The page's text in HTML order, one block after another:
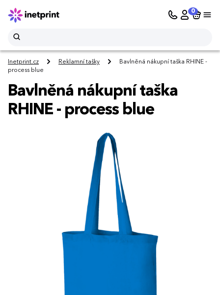
0
Inetprint.cz Reklamní tašky
Bavlněná nákupní taška RHINE -
process blue
Bavlněná nákupní taška
RHINE - process blue